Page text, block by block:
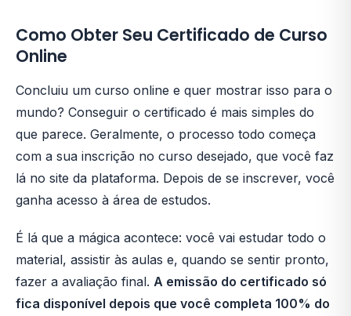
Como Obter Seu Certificado de Curso
Online
Concluiu um curso online e quer mostrar isso para o
mundo? Conseguir o certificado é mais simples do
que parece. Geralmente, o processo todo começa
com a sua inscrição no curso desejado, que você faz
lá no site da plataforma. Depois de se inscrever, você
ganha acesso à área de estudos.
É lá que a mágica acontece: você vai estudar todo o
material, assistir às aulas e, quando se sentir pronto,
fazer a avaliação final. A emissão do certificado só
fica disponível depois que você completa 100% do